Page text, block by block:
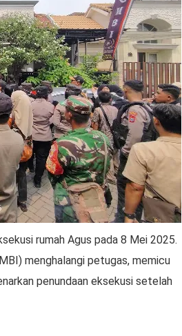
rumah Agus pada 8 Mei 2025.
menghalangi petugas, memicu
penundaan eksekusi setelah